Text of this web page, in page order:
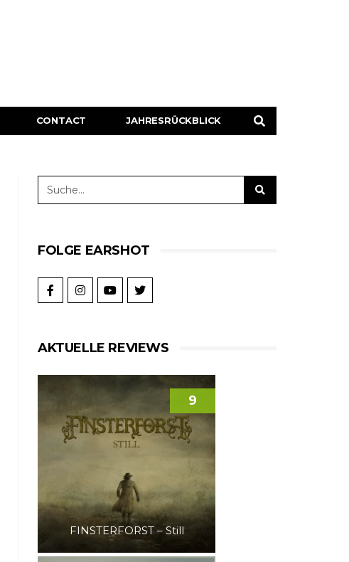
CONTACT JAHRESRÜCKBLICK
FOLGE EARSHOT
AKTUELLE REVIEWS
FINSTERFORST – Still
9